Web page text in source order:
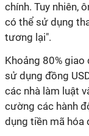
chính. Tuy nhiên,
có thể sử dụng
tương lại".
Khoảng 80%
sử dụng đồng
các nhà làm luật
cường các hành
dụng tiền mã hóa